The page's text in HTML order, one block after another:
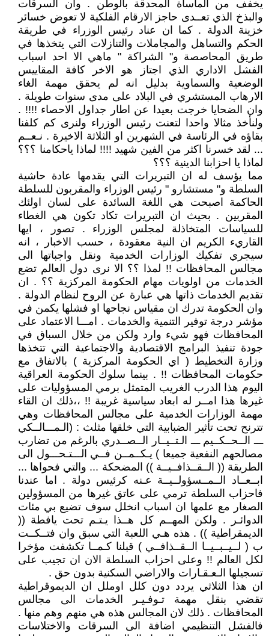
يخفف من المأساة المحدقة بالوطن . وان السرقات
والبذخ الذي تعــدى حاجز الارقام الفلكية لا تعوض خسائر
خزينة الدولة . كما ان عناد رئيس الوزراء في طريقة
الحكم والتساهل والمجاملات والتنازلات التي يتخذها في
طريق المحاصصة و" الشراكة " ماهي الا احد اسباب
الفشل الاداري الذي اجتاز هو الاخر كافة المقاييس
الوضعية والسماوية بدليل انه لم يحقق مهمة الغاء
الارهاب المستشري في البلاد على مدى سنوات طويلة .
وان الضحايا خرجت بعيدا عن اطار جداول الاحصاء !!!! .
ولنأخذ مثالا واحدا لتعنت رئيس الوزراء ولنرى كم كلفنا
بقاؤه في الرئاسة في الشهرين او الثلاثة الاخيرة . نـعــم
... لقد خسرنا اكثر من الفين شهيد !!!! لماذا ياحكامنا ؟؟؟
لماذا يا احزابنا الدينية ؟؟؟
مما يؤسف له ان التبريرات التي يقدمها عادة حاشية
السلطة و" مستشارو " رئيس الوزراء والمقربون للسلطة
الحاكمة اصبحت هي اللغة السائدة على لسان اولئك
المقربين . بحيث ان التبريرات تكاد تكون هي الغطاء
للسياسات المتخاذلة لمجلس الوزراء . تصور ، ايها
القاريء الكريم ان النية معقودة ، حسب الاخبار ، انه
سيجري تفكيك الوزارات الخدمية ونقل واجباتها الى
مجالس المحافظات !! لمذا ؟؟ الا نرى دول العالم تضع
الخدمات من اولويات مهام الحكومة المركزية ؟؟ . ان
تقديم الخدمات ذاتها هي عبارة عن الروح لنظام الدولة .
وان الحكومة تدرك ان مقياس نجاحها او فشلها يكمن في
مؤشر درجة توفير التنمية والخدمات . امـــا الاعتماد على
المحافظات فهو شيء وارد ولكن من خلال السباق في
جودة تنفيذ البرامج الاقتصادية والاجتماعية التي تتخذها
وزارة التخطيط ( اي الحكومة المركزية ) بالاتفاق مع
حكومات المحافظات !! . بينما سلوك الحكومة العراقية
اليوم هذا الدرب الغريب المتمثل برمي المسؤوليات على
غيرها هذا امــر له ابعاد سياسية غريبة !! ،،ذلك ان القاء
مهمة الوزارات الخدمية على مجالس المحافظات وهي
تترنح تحت تأثير الضبابية التي خلقها مثلث : (الـمـــالــكي
ـــ الــحــكــيم ـــ الـتــيــار الــصــدري بالرغم من تضارب
مصالحهم النفعية جميعا ) يـكــمــن فــي الـــتـحـــول الى
الطريقة (( الــقــذافــيــة )) المضحكة ... والتي فحواها ...
ابــعــاد الــمــسؤولــيــة عـنه كرئيس دولة . اما عندنا
فاحزاب السلطة ترمي على عاتق غيرها من المسؤولين
الصغار مع علمها ان اسباب انخلل سوف تضيع بي مئات
الدوائـر . ولكن المهــم كل هــذا يـتـم تحت يافطة ((
الديمقراطية )) . هذه هـي اللعبة التي سبق وان فتــكــت
ب ( لــيــبــيــا الــقــذافــي ) قبلنا كـمــا تكشفت مؤخرا
لكل العالم !! وعلى احزاب السلطة الان ان تجيب على
تسجيلها الـعـقـارات والاراضي السكنية بدون حق .
ان هذا الثلاثي يردد دون كلل اوملل ان الديموقراطية
تقضي بنقل مهمة تـوفـيـر الخدمات الى مجالس
المحافظات . ذلك لان المجالس هذه هي منهم وهم منها .
فالفشل التنظيمي اضافة الى السرقات والاختلاسات